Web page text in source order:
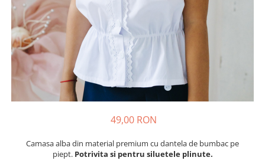
49,00 RON
Camasa alba din material premium cu dantela de bumbac pe
piept. Potrivita si pentru siluetele plinute.